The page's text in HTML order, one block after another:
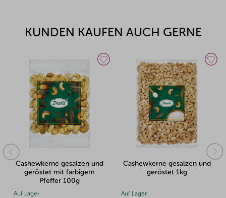
KUNDEN KAUFEN AUCH GERNE
Cashewkerne gesalzen und
geröstet mit farbigem
Pfeffer 100g
Auf Lager
Cashewkerne gesalzen und
geröstet 1kg
Auf Lager